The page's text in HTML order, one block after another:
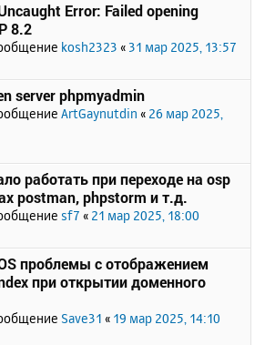
Error: Failed opening
8.2
kosh2323 « 31 мар 2025, 13:57
server phpmyadmin
ArtGaynutdin « 26 мар 2025,
работать при переходе на osp
postman, phpstorm и т.д.
sf7 « 21 мар 2025, 18:00
проблемы с отображением
при открытии доменного
Save31 « 19 мар 2025, 14:10